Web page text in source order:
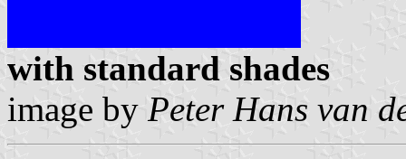
with standard shades
image by Peter Hans van